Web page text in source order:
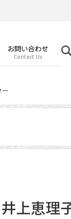
お問い合わせ
Contact Us
上恵理